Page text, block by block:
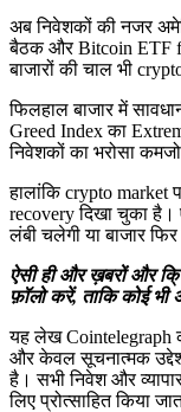
अब निवेशकों की नजर
बैठक और Bitcoin ETF
बाजारों की चाल भी
फिलहाल बाजार में
Greed Index का
निवेशकों का भरोसा
हालांकि crypto market
recovery दिखा चुका
लंबी चलेगी या बाजार
ऐसी ही और ख़बरों और
फ़ॉलो करें, ताकि कोई
यह लेख Cointelegraph
और केवल सूचनात्मक
है। सभी निवेश और
लिए प्रोत्साहित किया